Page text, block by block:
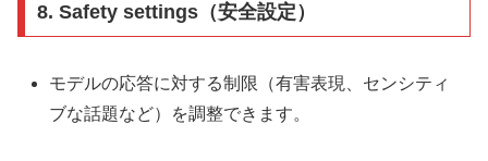
8. Safety settings（安全設定）
モデルの応答に対する制限（有害表現、センシティ
ブな話題など）を調整できます。